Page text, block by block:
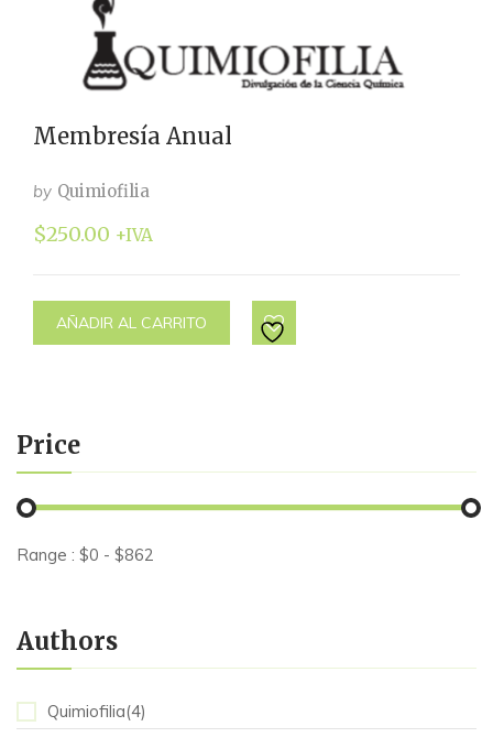
Price
Range : $0 - $862
Authors
Quimiofilia(4)
Membresía Anual
by Quimiofilia
$250.00 +IVA
AÑADIR AL CARRITO